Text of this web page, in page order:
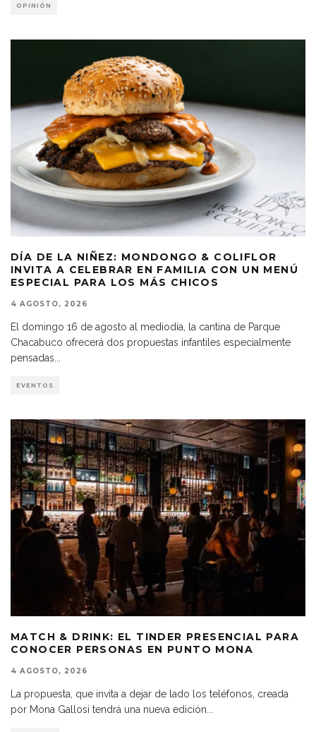
OPINIÓN
DÍA DE LA NIÑEZ: MONDONGO & COLIFLOR
INVITA A CELEBRAR EN FAMILIA CON UN MENÚ
ESPECIAL PARA LOS MÁS CHICOS
4 AGOSTO, 2026
El domingo 16 de agosto al mediodía, la cantina de Parque
Chacabuco ofrecerá dos propuestas infantiles especialmente
pensadas
EVENTOS
MATCH & DRINK: EL TINDER PRESENCIAL PARA
CONOCER PERSONAS EN PUNTO MONA
4 AGOSTO, 2026
La propuesta, que invita a dejar de lado los teléfonos, creada
por Mona Gallosi tendrá una nueva edición